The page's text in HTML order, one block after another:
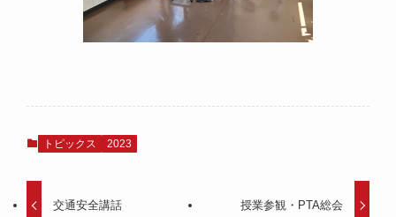
トピックス 2023
交通安全講話 授業参観・PTA総会